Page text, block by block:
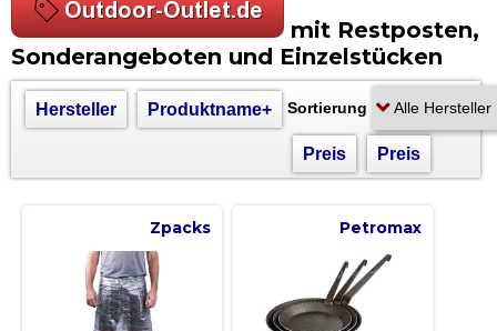
mit Restposten,
Sonderangeboten und Einzelstücken
Sortierung
Hersteller Produktname+
Preis Preis
Zpacks Petromax